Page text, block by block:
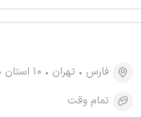
فارس تهران
۱۰ استان دیگر
تمام وقت